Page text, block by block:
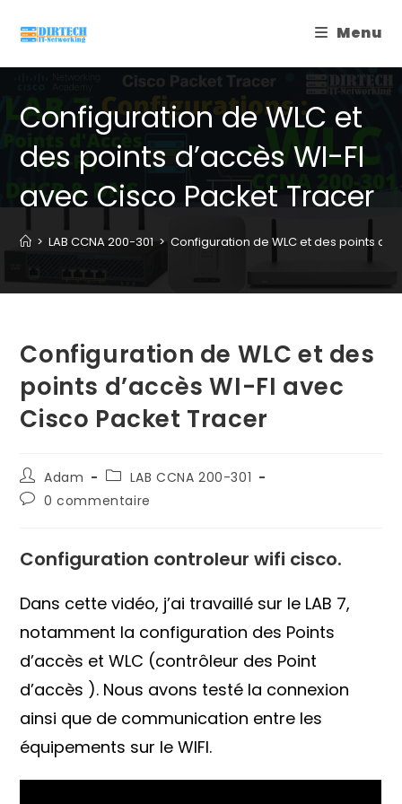
Menu
Configuration de WLC et
des points d’accès WI-FI
avec Cisco Packet Tracer
> LAB CCNA 200-301 > Configuration de WLC et des points
Configuration de WLC et des
points d’accès WI-FI avec
Cisco Packet Tracer
Auteur/autrice
de
la
Adam
Post
category:
LAB CCNA 200-301
Commentaires
publication :
0 commentaire
Configuration controleur wifi cisco.
Dans cette vidéo, j’ai travaillé sur le LAB 7,
notamment la configuration des Points
d’accès et WLC (contrôleur des Point
d’accès ). Nous avons testé la connexion
ainsi que de communication entre les
équipements sur le WIFI.